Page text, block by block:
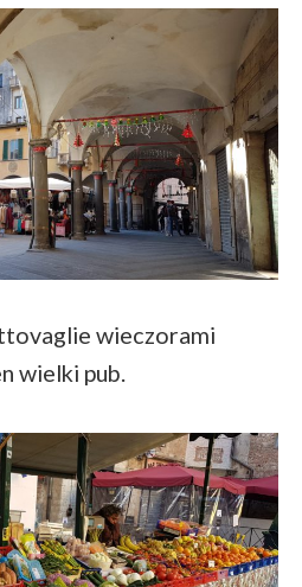
wieczorami
wielki pub.